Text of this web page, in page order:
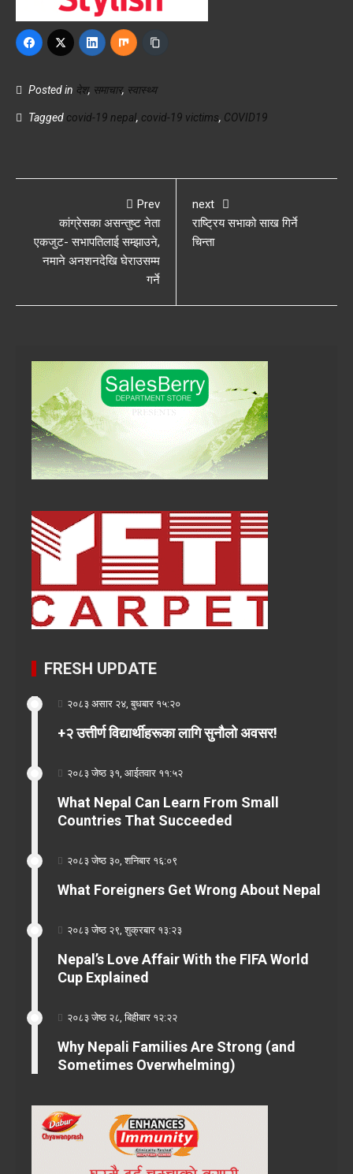
Posted in देश, समाचार, स्वास्थ्य
Tagged covid-19 nepal, covid-19 victims, COVID19
Prev
कांग्रेसका असन्तुष्ट नेता
एकजुट- सभापतिलाई सम्झाउने,
नमाने अनशनदेखि घेराउसम्म
गर्ने
next
राष्ट्रिय सभाको साख गिर्ने
चिन्ता
FRESH UPDATE
२०८३ असार २४, बुधबार १५:२०
+२ उत्तीर्ण विद्यार्थीहरूका लागि सुनौलो अवसर!
२०८३ जेष्ठ ३१, आईतवार ११:५२
What Nepal Can Learn From Small
Countries That Succeeded
२०८३ जेष्ठ ३०, शनिबार १६:०९
What Foreigners Get Wrong About Nepal
२०८३ जेष्ठ २९, शुक्रबार १३:२३
Nepal’s Love Affair With the FIFA World
Cup Explained
२०८३ जेष्ठ २८, बिहीबार १२:२२
Why Nepali Families Are Strong (and
Sometimes Overwhelming)